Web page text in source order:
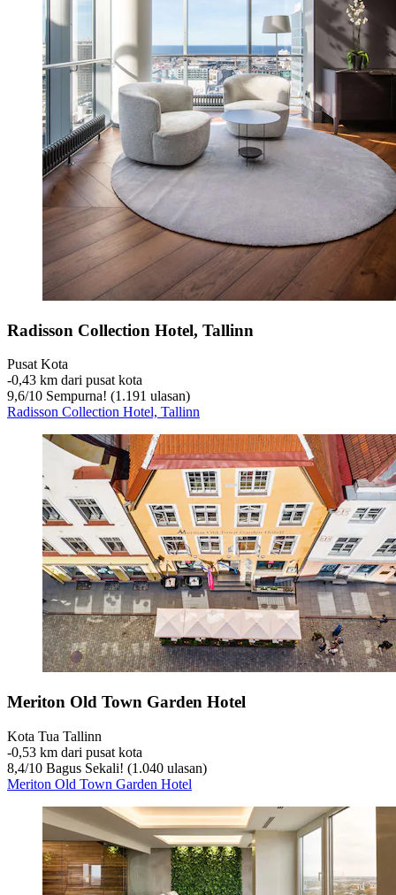
Radisson Collection Hotel, Tallinn
Pusat Kota
‐0,43 km dari pusat kota
9,6/10 Sempurna! (1.191 ulasan)
Radisson Collection Hotel, Tallinn
Meriton Old Town Garden Hotel
Kota Tua Tallinn
‐0,53 km dari pusat kota
8,4/10 Bagus Sekali! (1.040 ulasan)
Meriton Old Town Garden Hotel